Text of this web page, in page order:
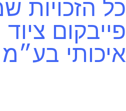
כל הזכויות
פייבקום
איכותי בע״מ 2026